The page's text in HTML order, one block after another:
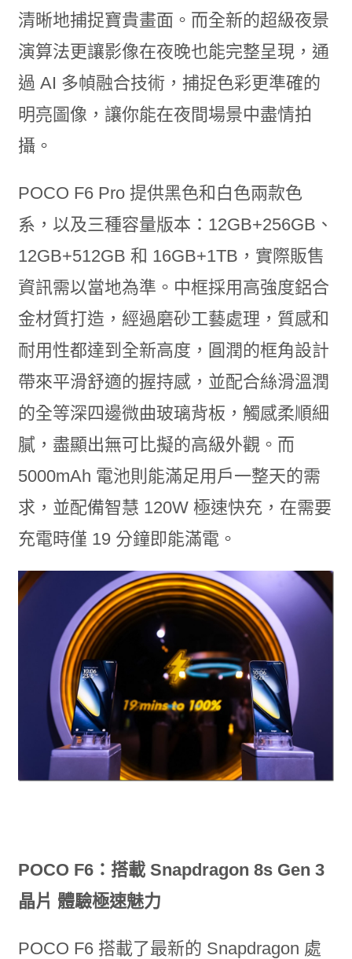
清晰地捕捉寶貴畫面。而全新的超級夜景
演算法更讓影像在夜晚也能完整呈現，通
過 AI 多幀融合技術，捕捉色彩更準確的
明亮圖像，讓你能在夜間場景中盡情拍
攝。
POCO F6 Pro 提供黑色和白色兩款色
系，以及三種容量版本：12GB+256GB、
12GB+512GB 和 16GB+1TB，實際販售
資訊需以當地為準。中框採用高強度鋁合
金材質打造，經過磨砂工藝處理，質感和
耐用性都達到全新高度，圓潤的框角設計
帶來平滑舒適的握持感，並配合絲滑溫潤
的全等深四邊微曲玻璃背板，觸感柔順細
膩，盡顯出無可比擬的高級外觀。而
5000mAh 電池則能滿足用戶一整天的需
求，並配備智慧 120W 極速快充，在需要
充電時僅 19 分鐘即能滿電。
POCO F6：搭載 Snapdragon 8s Gen 3
晶片 體驗極速魅力
POCO F6 搭載了最新的 Snapdragon 處